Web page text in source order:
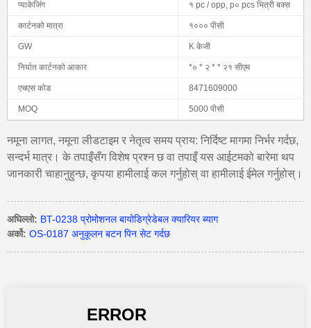
प्याकेजिंग १ pc / opp, p० pcs भित्री बक्स
कार्टनको मात्रा १००० पीसी
GW K केजी
निर्यात कार्टनको आकार *० * २ * * २१ सीएम
एचएस कोड 8471609000
MOQ 5000 पीसी
नमूना लागत, नमूना लीडटाइम र नेतृत्व समय प्राय: निर्दिष्ट मागमा निर्भर गर्दछ,
सन्दर्भ मात्र। के तपाइँसँग विशेष प्रश्न छ वा तपाइँ यस आईटमको बारेमा थप
जानकारी चाहानुहुन्छ, कृपया हामीलाई कल गर्नुहोस् वा हामीलाई ईमेल गर्नुहोस्।
अघिल्लो: BT-0238 प्रोमोशनल बायोडिग्रेडेबल क्यारियर ब्याग
अर्को: OS-0187 अनुकूलन बटन पिन सेट गर्दछ